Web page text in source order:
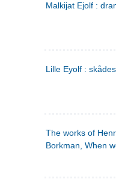
Malkijat Ejolf :
Lille Eyolf :
The works of
Borkman, When